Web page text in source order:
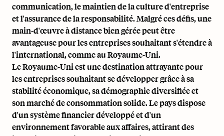
communication, le maintien de la culture d'entreprise
et l'assurance de la responsabilité. Malgré ces défis, une
main-d'œuvre à distance bien gérée peut être
avantageuse pour les entreprises souhaitant s'étendre à
l'international, comme au Royaume-Uni.
Le Royaume-Uni est une destination attrayante pour
les entreprises souhaitant se développer grâce à sa
stabilité économique, sa démographie diversifiée et
son marché de consommation solide. Le pays dispose
d'un système financier développé et d'un
environnement favorable aux affaires, attirant des